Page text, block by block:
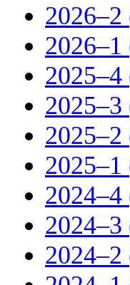
2026–2
2026–1
2025–4
2025–3
2025–2
2025–1
2024–4
2024–3
2024–2